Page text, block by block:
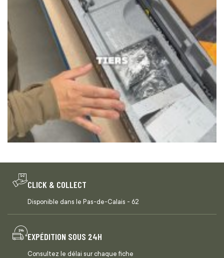
CLICK & COLLECT
Disponible dans le Pas-de-Calais - 62
EXPÉDITION SOUS 24H
Consultez le délai sur chaque fiche